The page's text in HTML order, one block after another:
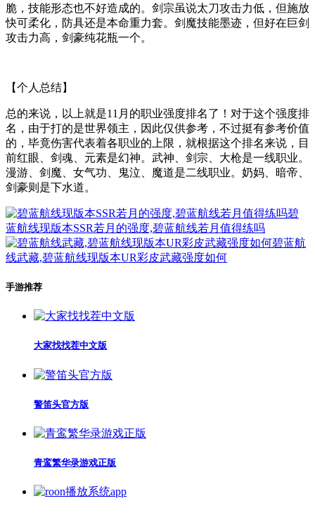
脆，技能形态也不好造成的。剑宗虽说太刀攻击力低，但施放
快可柔化，防具还是本命重力套。剑魔技能墨迹，但好在巨剑
攻击力高，剑豪纯花瓶一个。
【个人总结】
总的来说，以上就是11月的职业强度排名了！对于这个强度排
名，由于打的是世界领主，因此仅供参考，不过挺有参考价值
的，毕竟伤害代表着各职业的上限，就根据这个排名来说，目
前红眼、剑魂、元素是幻神。武神、剑宗、大枪是一线职业。
漫游、剑魔、女气功、鬼泣、魔道是二线职业。奶妈、暗帝、
剑豪则是下水道。
碧
蓝航线现版本SSR若月的强度,碧蓝航线若月值得练吗
碧蓝航
线武藏,碧蓝航线现版本UR彩皮武藏强度如何
手游推荐
大家找找茬中文版
警笛头官方版
青鸾繁华录游戏正版